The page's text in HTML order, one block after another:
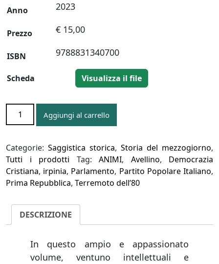
Anno 2023
Prezzo € 15,00
ISBN 9788831340700
Scheda Visualizza il file
GERARDO
BIANCO
Aggiungi al carrello
Categorie: Saggistica storica, Storia del mezzogiorno,
Tutti i prodotti
Tag: ANIMI, Avellino, Democrazia
Cristiana, irpinia, Parlamento, Partito Popolare Italiano,
Prima Repubblica, Terremoto dell’80
DESCRIZIONE
In questo ampio e appassionato
volume, ventuno intellettuali e